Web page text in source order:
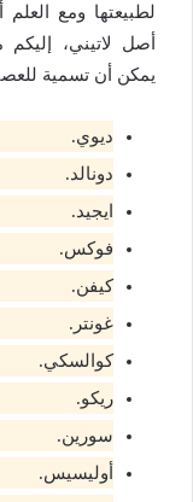
لطبيعتها ومع
أصل لاتيني،
يمكن أن تسمية
ديوي.
دونالد.
ايجيد.
فوكس.
كيفن.
غونتر.
كوالسكي.
ريكو.
سورين.
أوليسيس.